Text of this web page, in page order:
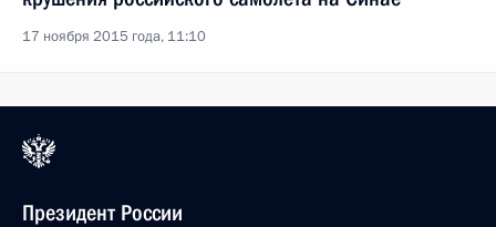
17 ноября 2015 года, 11:10
Президент России